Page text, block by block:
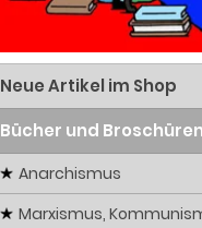
Neue Artikel im Shop
Bücher und Broschüren
Anarchismus
Marxismus,